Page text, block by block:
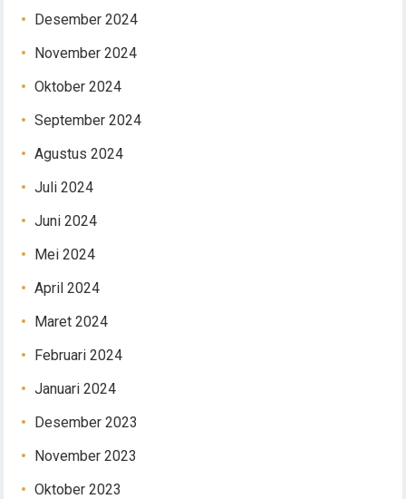
Desember 2024
November 2024
Oktober 2024
September 2024
Agustus 2024
Juli 2024
Juni 2024
Mei 2024
April 2024
Maret 2024
Februari 2024
Januari 2024
Desember 2023
November 2023
Oktober 2023